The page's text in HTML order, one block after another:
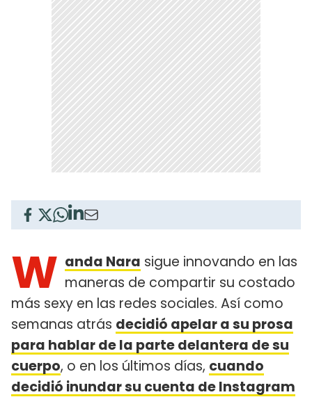
W anda Nara sigue innovando en las
maneras de compartir su costado
más sexy en las redes sociales. Así como
semanas atrás decidió apelar a su prosa
para hablar de la parte delantera de su
cuerpo, o en los últimos días, cuando
decidió inundar su cuenta de Instagram